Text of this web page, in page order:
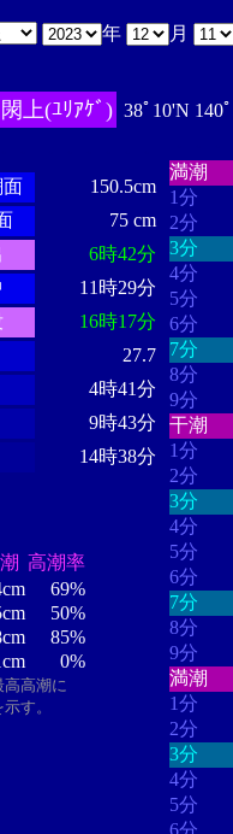
年 月
上(ﾕﾘｱｹﾞ) 38ﾟ10'N 140
面
150.5cm
75 cm
6時42分
11時29分
16時17分
27.7
4時41分
9時43分
14時38分
高潮率
69%
50%
85%
0%
高潮に
す。
満潮
1分
2分
3分
4分
5分
6分
7分
8分
9分
干潮
1分
2分
3分
4分
5分
6分
7分
8分
9分
満潮
1分
2分
3分
4分
5分
6分